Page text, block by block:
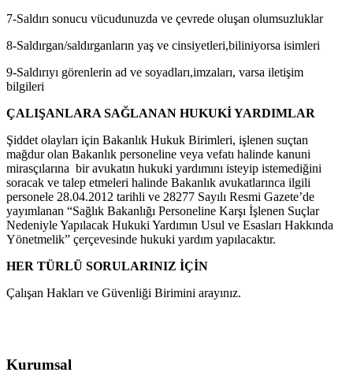
7-Saldırı sonucu vücudunuzda ve çevrede oluşan olumsuzluklar
8-Saldırgan/saldırganların yaş ve cinsiyetleri,biliniyorsa isimleri
9-Saldırıyı görenlerin ad ve soyadları,imzaları, varsa iletişim
bilgileri
ÇALIŞANLARA SAĞLANAN HUKUKİ YARDIMLAR
Şiddet olayları için Bakanlık Hukuk Birimleri, işlenen suçtan
mağdur olan Bakanlık personeline veya vefatı halinde kanuni
mirasçılarına bir avukatın hukuki yardımını isteyip istemediğini
soracak ve talep etmeleri halinde Bakanlık avukatlarınca ilgili
personele 28.04.2012 tarihli ve 28277 Sayılı Resmi Gazete’de
yayımlanan “Sağlık Bakanlığı Personeline Karşı İşlenen Suçlar
Nedeniyle Yapılacak Hukuki Yardımın Usul ve Esasları Hakkında
Yönetmelik” çerçevesinde hukuki yardım yapılacaktır.
HER TÜRLÜ SORULARINIZ İÇİN
Çalışan Hakları ve Güvenliği Birimini arayınız.
Kurumsal